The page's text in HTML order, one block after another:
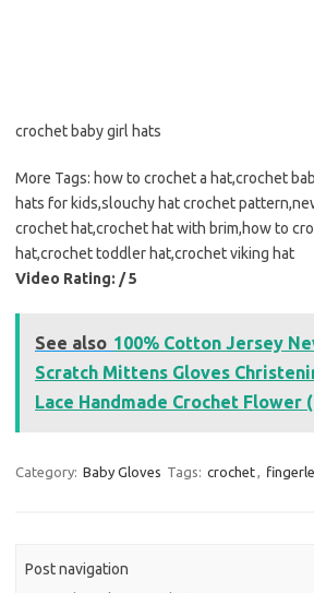
crochet baby girl hats
More Tags: how to crochet a hat,crochet
hats for kids,slouchy hat crochet
crochet hat,crochet hat with brim,how to
hat,crochet toddler hat,crochet viking hat
Video Rating: / 5
See also 100% Cotton Jersey
Scratch Mittens Gloves
Lace Handmade Crochet Flower
Category: Baby Gloves Tags: crochet,
Post navigation